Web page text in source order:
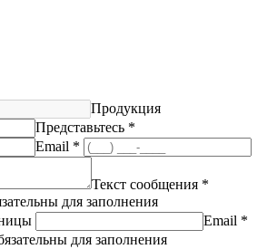
Продукция
Представьтесь *
Email *
Текст сообщения *
для заполнения
Email *
для заполнения